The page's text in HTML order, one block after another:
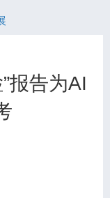
报告为AI